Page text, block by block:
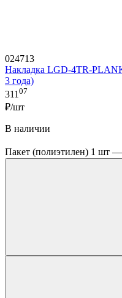
024713
Накладка LGD-4TR-
3 года)
311 07
₽/шт
В наличии
Пакет (полиэтилен) 1 шт —